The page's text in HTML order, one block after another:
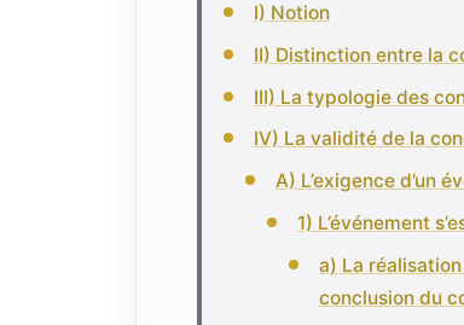
I) Notion
II) Distinction entre la
III) La typologie des
IV) La validité de la
A) L’exigence d’un
1) L’événement
a) La
conclusion du